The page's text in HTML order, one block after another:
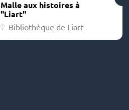
Malle aux histoires à
"Liart"
Bibliothèque de Liart